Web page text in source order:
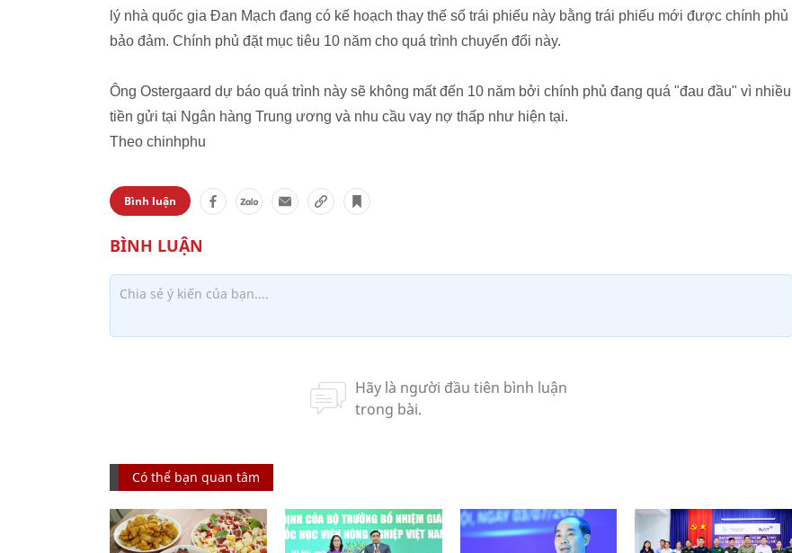
lý nhà quốc gia Đan Mạch đang có kế hoạch thay thế số trái phiếu này bằng trái phiếu mới được chính phủ
bảo đảm. Chính phủ đặt mục tiêu 10 năm cho quá trình chuyển đổi này.
Ông Ostergaard dự báo quá trình này sẽ không mất đến 10 năm bởi chính phủ đang quá "đau đầu" vì nhiều
tiền gửi tại Ngân hàng Trung ương và nhu cầu vay nợ thấp như hiện tại.
Theo chinhphu
Bình luận
Có thể bạn quan tâm